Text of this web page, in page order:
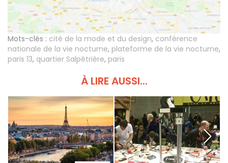
Mots-clés : cité de la mode et du design, conférence
nationale de la vie nocturne, plateforme de la vie nocturne,
paris 13, quartier Salpêtrière, paris
À LIRE AUSSI...